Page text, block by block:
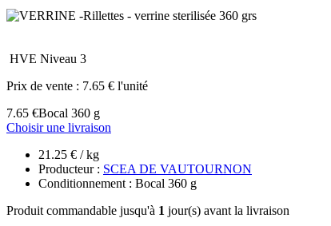
HVE Niveau 3
Prix de vente : 7.65 € l'unité
7.65 €Bocal 360 g
Choisir une livraison
21.25 € / kg
Producteur : SCEA DE VAUTOURNON
Conditionnement : Bocal 360 g
Produit commandable jusqu'à 1 jour(s) avant la livraison